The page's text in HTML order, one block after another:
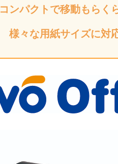
コンパクトで移動もらく
様々な用紙サイズに対